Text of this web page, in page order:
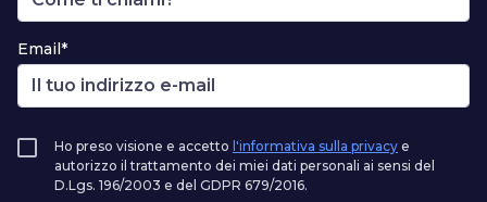
Email*
Ho preso visione e accetto l'informativa sulla privacy e
autorizzo il trattamento dei miei dati personali ai sensi del
D.Lgs. 196/2003 e del GDPR 679/2016.